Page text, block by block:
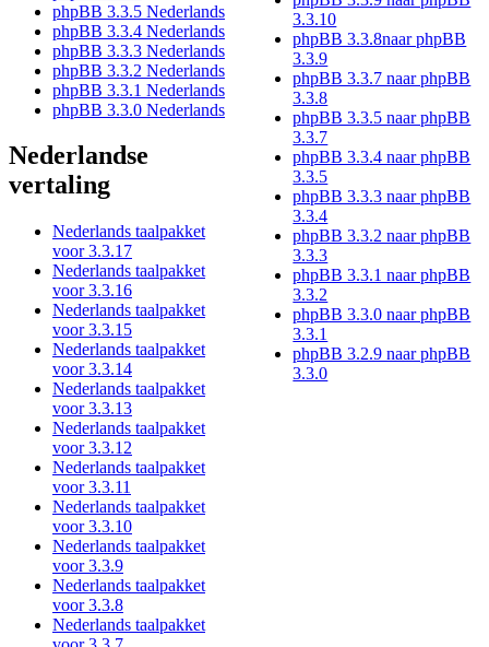
phpBB 3.3.5 Nederlands
phpBB 3.3.4 Nederlands
phpBB 3.3.3 Nederlands
phpBB 3.3.2 Nederlands
phpBB 3.3.1 Nederlands
phpBB 3.3.0 Nederlands
Nederlandse
vertaling
Nederlands taalpakket
voor 3.3.17
Nederlands taalpakket
voor 3.3.16
Nederlands taalpakket
voor 3.3.15
Nederlands taalpakket
voor 3.3.14
Nederlands taalpakket
voor 3.3.13
Nederlands taalpakket
voor 3.3.12
Nederlands taalpakket
voor 3.3.11
Nederlands taalpakket
voor 3.3.10
Nederlands taalpakket
voor 3.3.9
Nederlands taalpakket
voor 3.3.8
Nederlands taalpakket
3.3.10
phpBB 3.3.8naar phpBB
3.3.9
phpBB 3.3.7 naar phpBB
3.3.8
phpBB 3.3.5 naar phpBB
3.3.7
phpBB 3.3.4 naar phpBB
3.3.5
phpBB 3.3.3 naar phpBB
3.3.4
phpBB 3.3.2 naar phpBB
3.3.3
phpBB 3.3.1 naar phpBB
3.3.2
phpBB 3.3.0 naar phpBB
3.3.1
phpBB 3.2.9 naar phpBB
3.3.0